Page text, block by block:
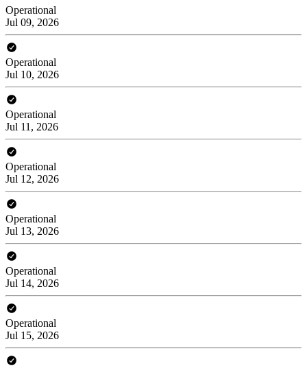
Operational
Jul 09, 2026
Operational
Jul 10, 2026
Operational
Jul 11, 2026
Operational
Jul 12, 2026
Operational
Jul 13, 2026
Operational
Jul 14, 2026
Operational
Jul 15, 2026